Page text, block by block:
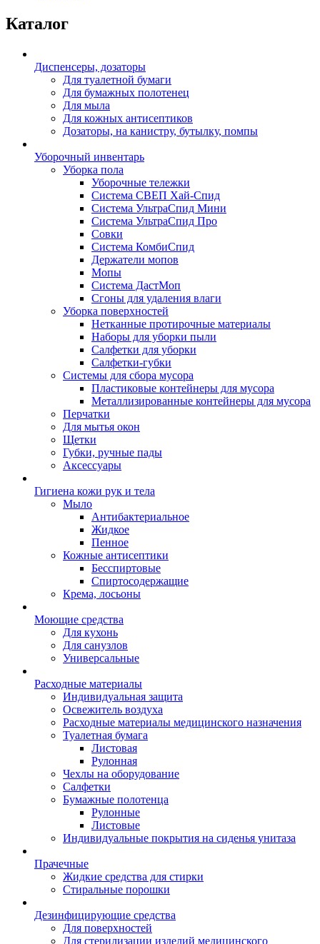
Каталог
Диспенсеры, дозаторы
Для туалетной бумаги
Для бумажных полотенец
Для мыла
Для кожных антисептиков
Дозаторы, на канистру, бутылку, помпы
Уборочный инвентарь
Уборка пола
Уборочные тележки
Система СВЕП Хай-Спид
Система УльтраСпид Мини
Система УльтраСпид Про
Совки
Система КомбиСпид
Держатели мопов
Мопы
Система ДастМоп
Сгоны для удаления влаги
Уборка поверхностей
Нетканные протирочные материалы
Наборы для уборки пыли
Салфетки для уборки
Салфетки-губки
Системы для сбора мусора
Пластиковые контейнеры для мусора
Металлизированные контейнеры для мусора
Перчатки
Для мытья окон
Щетки
Губки, ручные пады
Аксессуары
Гигиена кожи рук и тела
Мыло
Антибактериальное
Жидкое
Пенное
Кожные антисептики
Бесспиртовые
Cпиртосодержащие
Крема, лосьоны
Моющие средства
Для кухонь
Для санузлов
Универсальные
Расходные материалы
Индивидуальная защита
Освежитель воздуха
Расходные материалы медицинского назначения
Туалетная бумага
Листовая
Рулонная
Чехлы на оборудование
Салфетки
Бумажные полотенца
Рулонные
Листовые
Индивидуальные покрытия на сиденья унитаза
Прачечные
Жидкие средства для стирки
Стиральные порошки
Дезинфицирующие средства
Для поверхностей
Для стерилизации изделий медицинского